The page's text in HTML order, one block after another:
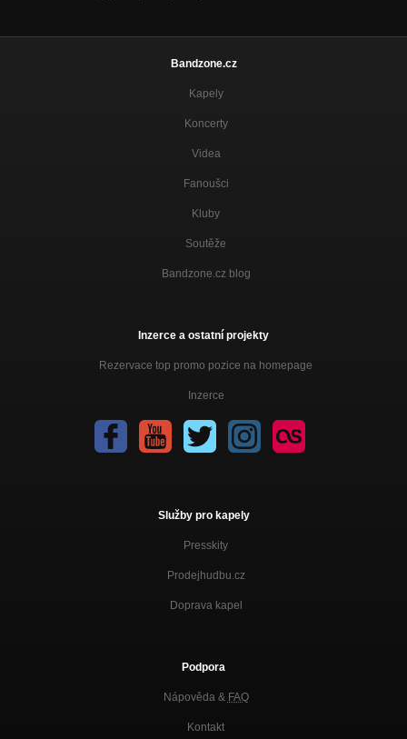
Bandzone.cz
Kapely
Koncerty
Videa
Fanoušci
Kluby
Soutěže
Bandzone.cz blog
Inzerce a ostatní projekty
Rezervace top promo pozice na homepage
Inzerce
Služby pro kapely
Presskity
Prodejhudbu.cz
Doprava kapel
Podpora
Nápověda & FAQ
Kontakt